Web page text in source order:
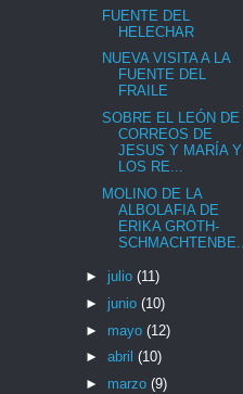
FUENTE DEL
HELECHAR
NUEVA VISITA A LA
FUENTE DEL
FRAILE
SOBRE EL LEÓN DE
CORREOS DE
JESUS Y MARÍA Y
LOS RE...
MOLINO DE LA
ALBOLAFIA DE
ERIKA GROTH-
SCHMACHTENBE...
► julio (11)
► junio (10)
► mayo (12)
► abril (10)
► marzo (9)